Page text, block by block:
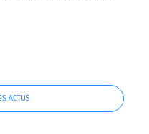
ACTUS